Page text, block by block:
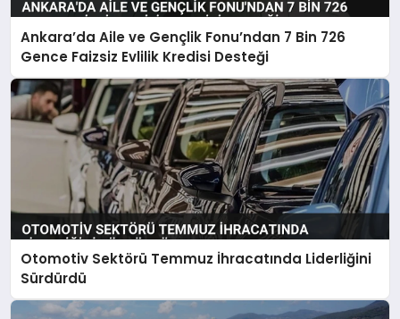
Ankara’da Aile ve Gençlik Fonu’ndan 7 Bin 726
Gence Faizsiz Evlilik Kredisi Desteği
Otomotiv Sektörü Temmuz İhracatında Liderliğini
Sürdürdü